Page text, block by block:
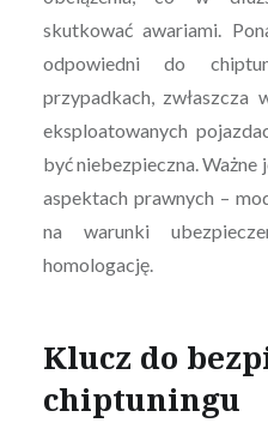
skutkować awariami.
odpowiedni do
przypadkach,
eksploatowanych
być niebezpieczna. Ważne
aspektach prawnych –
na warunki
homologację.
Klucz do
chiptuningu